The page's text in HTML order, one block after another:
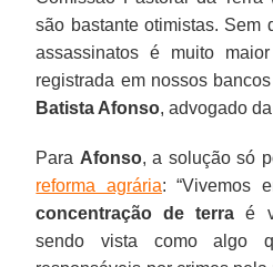
são bastante otimistas. Sem
assassinatos é muito
registrada em nossos
Batista Afonso, advogado
Para Afonso, a solução só
reforma agrária: “Vivemos
concentração de terra é
sendo vista como algo